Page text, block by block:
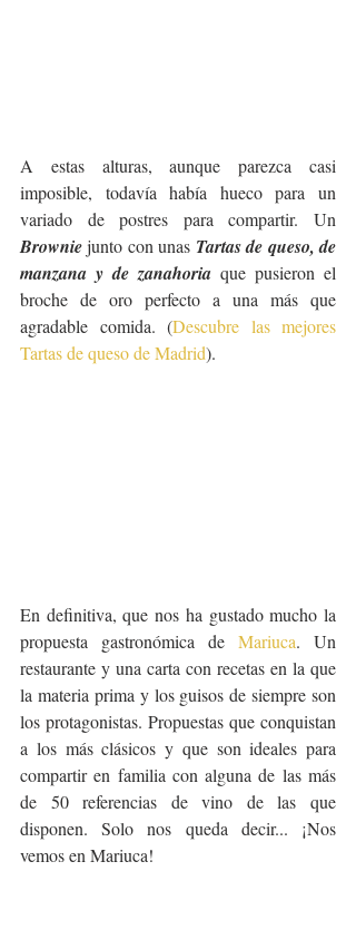
A estas alturas, aunque parezca casi
imposible, todavía había hueco para un
Brownie junto con unas Tartas de queso, de
manzana y de zanahoria que pusieron el
broche de oro perfecto a una más que
agradable comida. (Descubre las mejores
Tartas de queso de Madrid).
En definitiva, que nos ha gustado mucho la
propuesta gastronómica de Mariuca. Un
restaurante y una carta con recetas en la que
la materia prima y los guisos de siempre son
los protagonistas. Propuestas que conquistan
a los más clásicos y que son ideales para
compartir en familia con alguna de las más
de 50 referencias de vino de las que
disponen. Solo nos queda decir... ¡Nos
vemos en Mariuca!